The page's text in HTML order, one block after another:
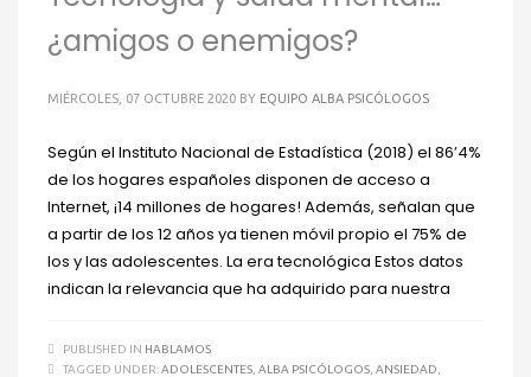
¿amigos o enemigos?
MIÉRCOLES, 07 OCTUBRE 2020 BY EQUIPO ALBA PSICÓLOGOS
Según el Instituto Nacional de Estadística (2018) el 86’4%
de los hogares españoles disponen de acceso a
Internet, ¡14 millones de hogares! Además, señalan que
a partir de los 12 años ya tienen móvil propio el 75% de
los y las adolescentes. La era tecnológica Estos datos
indican la relevancia que ha adquirido para nuestra
PUBLISHED IN HABLAMOS
TAGGED UNDER:ADOLESCENTES ALBA PSICÓLOGOS ANSIEDAD